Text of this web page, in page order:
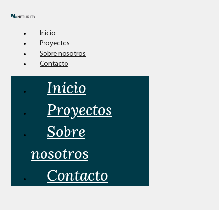
Inicio
Proyectos
Sobre nosotros
Contacto
Inicio
Proyectos
Sobre
nosotros
Contacto